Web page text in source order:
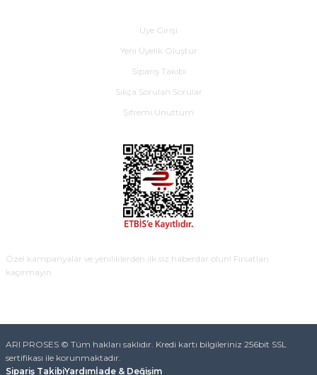
Üye Girişi
Yeni Üyelik Oluştur
Sipariş Takibi
Sıkça Sorulan Sorular
Şifremi Unuttum
Özel kampanyalar ve yeniliklerden ilk siz haberdar olun! Fırsatları
kaçırmayın.
ARI PROSES © Tüm hakları saklıdır. Kredi kartı bilgileriniz 256bit SSL
sertifikası ile korunmaktadır.
Sipariş TakibiYardımİade & Değişim